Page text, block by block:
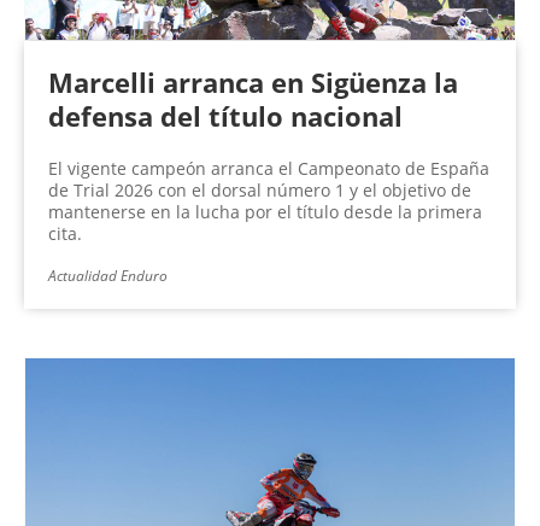
Marcelli arranca en Sigüenza la
defensa del título nacional
El vigente campeón arranca el Campeonato de España
de Trial 2026 con el dorsal número 1 y el objetivo de
mantenerse en la lucha por el título desde la primera
cita.
Actualidad Enduro